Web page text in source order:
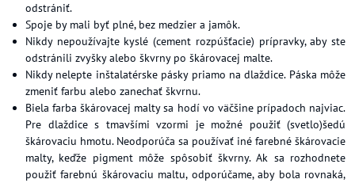
odstrániť.
Spoje by mali byť plné, bez medzier a jamôk.
Nikdy nepoužívajte kyslé (cement rozpúšťacie) prípravky, aby ste
odstránili zvyšky alebo škvrny po škárovacej malte.
Nikdy nelepte inštalatérske pásky priamo na dlaždice. Páska môže
zmeniť farbu alebo zanechať škvrnu.
Biela farba škárovacej malty sa hodí vo väčšine prípadoch najviac.
Pre dlaždice s tmavšími vzormi je možné použiť (svetlo)šedú
škárovaciu hmotu. Neodporúča sa používať iné farebné škárovacie
malty, keďže pigment môže spôsobiť škvrny. Ak sa rozhodnete
použiť farebnú škárovaciu maltu, odporúčame, aby bola rovnaká,